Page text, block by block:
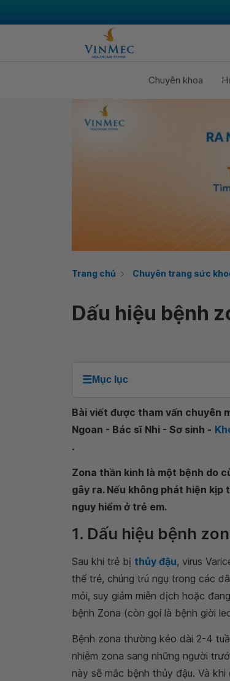
Chuyên khoa
Trang chủ Chuyên trang sức
Dấu hiệu bệnh
☰Mục lục
Bài viết được tham vấn chuyên
Ngoan - Bác sĩ Nhi - Sơ sinh -
.
Zona thần kinh là một bệnh do
gây ra. Nếu không phát hiện
nguy hiểm ở trẻ em.
1. Dấu hiệu bệnh
Sau khi trẻ bị thủy đậu, virus
thể trẻ, chúng trú ngụ trong các
mỏi, suy giảm miễn dịch hoặc
bệnh Zona (còn gọi là bệnh giời
Bệnh zona thường kéo dài 2-4
nhiễm zona sang những người
này sẽ mắc bệnh thủy đậu. Và